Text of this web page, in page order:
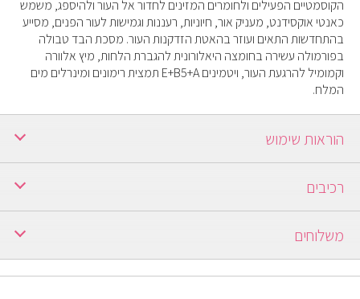
הקוסמטיים הפעילים ולחומרים המזינים לחדור אל העור ולהיספג, משמש
כאנטי אוקסידנט, מעניק אור, חיוניות, רעננות וגמישות לעור הפנים, מסייע
בהתחדשות התאים ועוזר בהאטת הזדקנות העור. מסכת הבד טבולה
בפורמולה עשירה בחומצה היאלורונית להגברת הלחות, מיץ אלוורה
וקמומיל להרגעת העור, ויטמינים E+B5+A תמצית רימונים ומינרלים מים
המלח.
הוראות שימוש
מסכת הבד באזור המצח ולהדק בעדינות כלפי מטה כדי שתתקבע
ולמרוח קרם לחות
רכיבים
משלוחים